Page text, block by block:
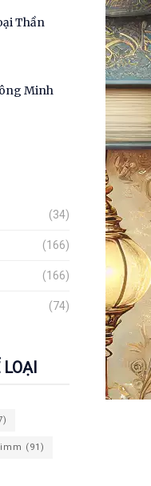
Thần
Minh
(34)
(166)
(166)
(74)
(91)